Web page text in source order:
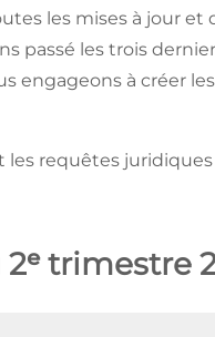
les mises à jour
passé les trois
engageons à créer
requêtes
trimestre